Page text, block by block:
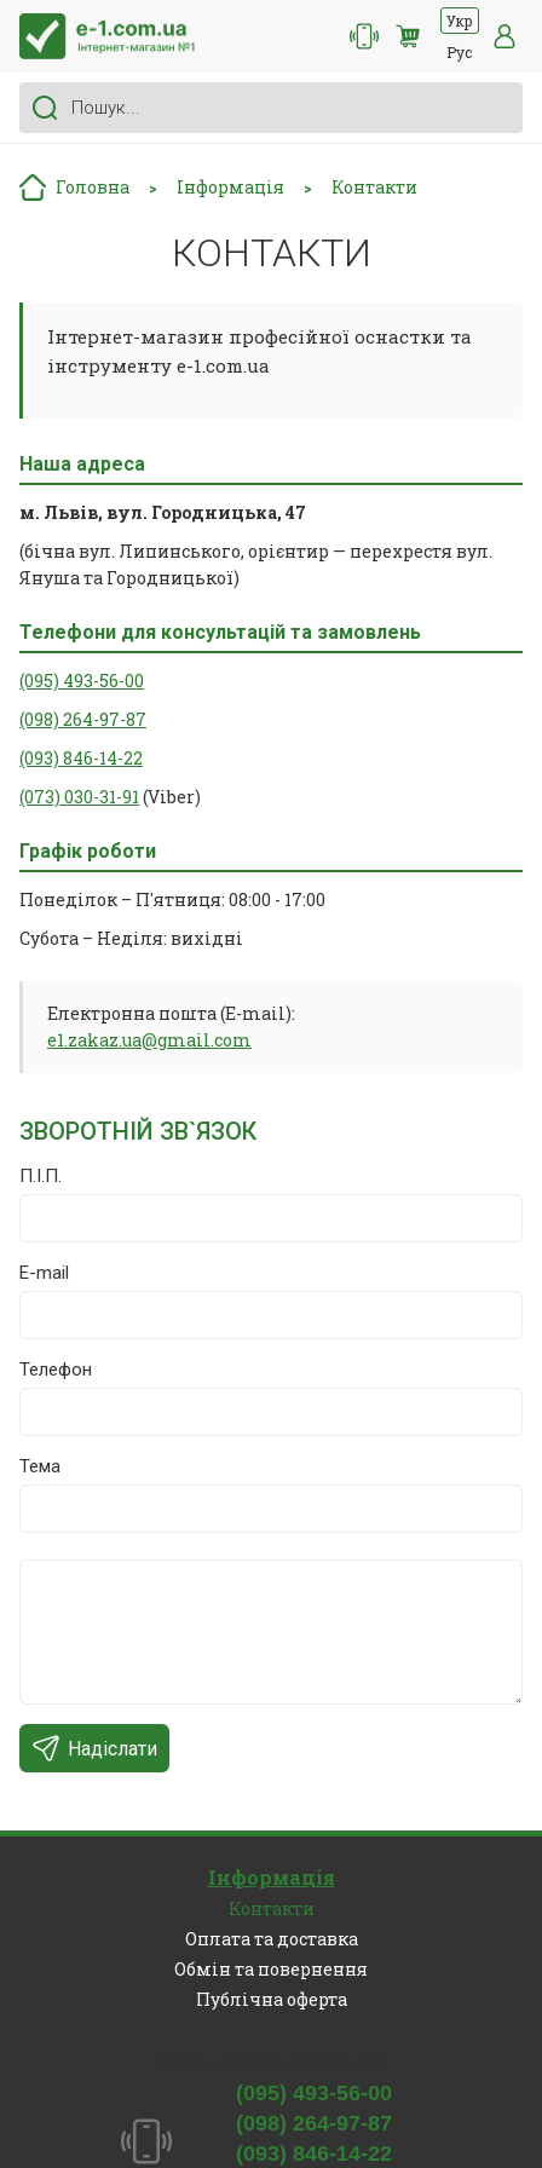
Укр
Рус
Головна > Інформація > Контакти
КОНТАКТИ
Інтернет-магазин професійної оснастки та
інструменту e-1.com.ua
Наша адреса
м. Львів, вул. Городницька, 47
(бічна вул. Липинського, орієнтир — перехрестя вул.
Януша та Городницької)
Телефони для консультацій та замовлень
(095) 493-56-00
(098) 264-97-87
(093) 846-14-22
(073) 030-31-91 (Viber)
Графік роботи
Понеділок – П'ятниця: 08:00 - 17:00
Субота – Неділя: вихідні
Електронна пошта (E-mail):
e1.zakaz.ua@gmail.com
ЗВОРОТНІЙ ЗВ`ЯЗОК
П.І.П.
E-mail
Телефон
Тема
Надіслати
Інформація
Контакти
Оплата та доставка
Обмін та повернення
Публічна оферта
(095) 493-56-00
(098) 264-97-87
(093) 846-14-22